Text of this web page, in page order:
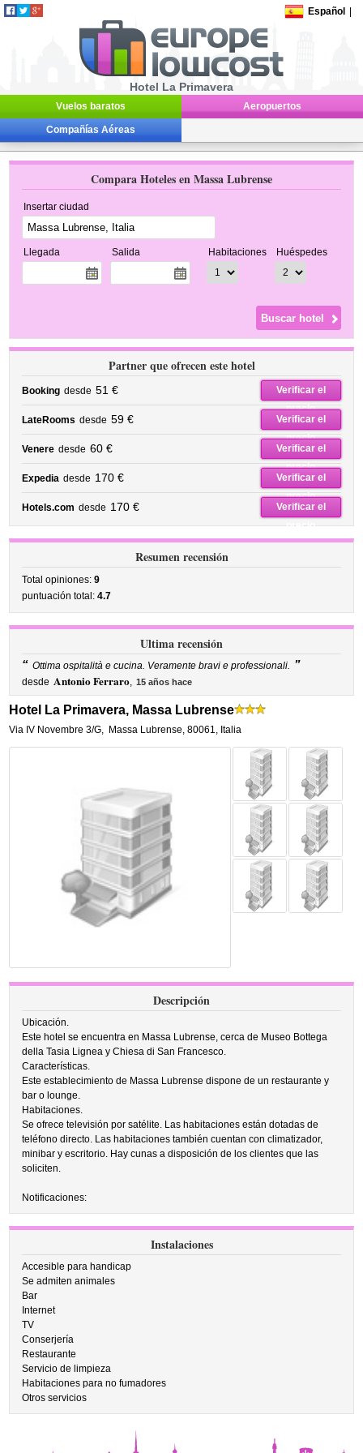
Español
Hotel La Primavera
Vuelos baratos Aeropuertos
Compañías Aéreas
Compara Hoteles en Massa Lubrense
Insertar ciudad
Llegada Salida Habitaciones Huéspedes
Partner que ofrecen este hotel
Booking desde 51 €
Verificar el
precio
LateRooms desde 59 €
Verificar el
precio
Venere desde 60 €
Verificar el
precio
Expedia desde 170 €
Verificar el
precio
Hotels.com desde 170 €
Verificar el
precio
Resumen recensión
Total opiniones:9
puntuación total:4.7
Ultima recensión
“ Ottima ospitalità e cucina. Veramente bravi e professionali. ”
desde Antonio Ferraro, 15 años hace
Hotel La Primavera, Massa Lubrense
Via IV Novembre 3/G, Massa Lubrense,80061, Italia
Descripción
Ubicación.
Este hotel se encuentra en Massa Lubrense, cerca de Museo Bottega
della Tasia Lignea y Chiesa di San Francesco.
Características.
Este establecimiento de Massa Lubrense dispone de un restaurante y
bar o lounge.
Habitaciones.
Se ofrece televisión por satélite. Las habitaciones están dotadas de
teléfono directo. Las habitaciones también cuentan con climatizador,
minibar y escritorio. Hay cunas a disposición de los clientes que las
soliciten.
Notificaciones:
Instalaciones
Accesible para handicap
Se admiten animales
Bar
Internet
TV
Conserjería
Restaurante
Servicio de limpieza
Habitaciones para no fumadores
Otros servicios